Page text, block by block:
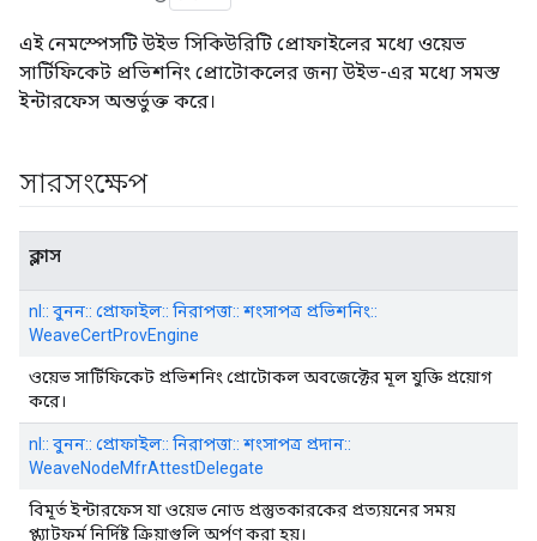
এই নেমস্পেসটি উইভ সিকিউরিটি প্রোফাইলের মধ্যে ওয়েভ
সার্টিফিকেট প্রভিশনিং প্রোটোকলের জন্য উইভ-এর মধ্যে সমস্ত
ইন্টারফেস অন্তর্ভুক্ত করে।
সারসংক্ষেপ
ক্লাস
nl:: বুনন:: প্রোফাইল:: নিরাপত্তা:: শংসাপত্র প্রভিশনিং::
WeaveCertProvEngine
ওয়েভ সার্টিফিকেট প্রভিশনিং প্রোটোকল অবজেক্টের মূল যুক্তি প্রয়োগ
করে।
nl:: বুনন:: প্রোফাইল:: নিরাপত্তা:: শংসাপত্র প্রদান::
WeaveNodeMfrAttestDelegate
বিমূর্ত ইন্টারফেস যা ওয়েভ নোড প্রস্তুতকারকের প্রত্যয়নের সময়
প্ল্যাটফর্ম নির্দিষ্ট ক্রিয়াগুলি অর্পণ করা হয়।